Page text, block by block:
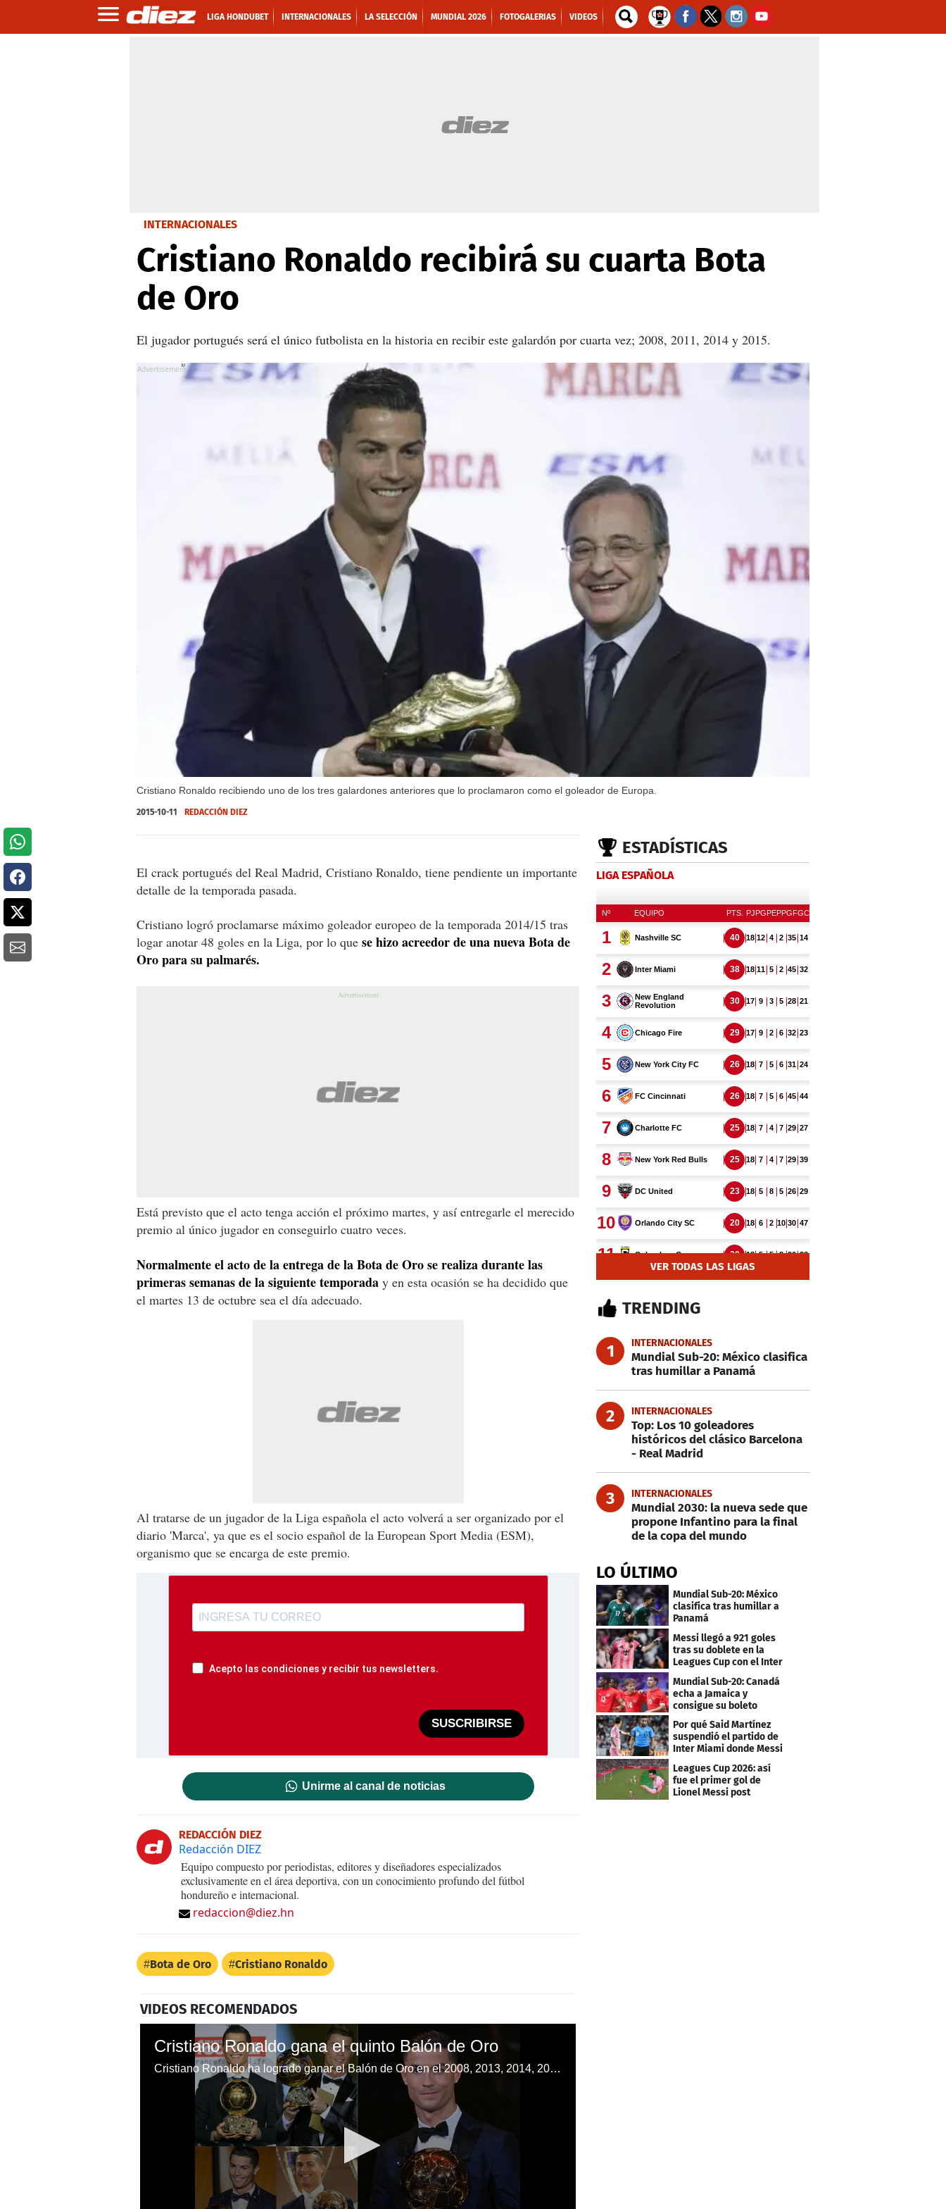
LIGA HONDUBET INTERNACIONALES LA SELECCIÓN MUNDIAL 2026 FOTOGALERIAS VIDEOS
INTERNACIONALES
Cristiano Ronaldo recibirá su cuarta Bota
de Oro
El jugador portugués será el único futbolista en la historia en recibir este galardón por cuarta vez; 2008, 2011, 2014 y 2015.
Cristiano Ronaldo recibiendo uno de los tres galardones anteriores que lo proclamaron como el goleador de Europa.
X
2015-10-11 REDACCIÓN DIEZ
El crack portugués del Real Madrid, Cristiano Ronaldo, tiene pendiente un importante
detalle de la temporada pasada.
Cristiano logró proclamarse máximo goleador europeo de la temporada 2014/15 tras
logar anotar 48 goles en la Liga, por lo que se hizo acreedor de una nueva Bota de
Oro para su palmarés.
Está previsto que el acto tenga acción el próximo martes, y así entregarle el merecido
premio al único jugador en conseguirlo cuatro veces.
Normalmente el acto de la entrega de la Bota de Oro se realiza durante las
primeras semanas de la siguiente temporada y en esta ocasión se ha decidido que
el martes 13 de octubre sea el día adecuado.
Al tratarse de un jugador de la Liga española el acto volverá a ser organizado por el
diario 'Marca', ya que es el socio español de la European Sport Media (ESM),
organismo que se encarga de este premio.
Acepto las condiciones y recibir tus newsletters.
SUSCRIBIRSE
Unirme al canal de noticias
REDACCIÓN DIEZ
Redacción DIEZ
Equipo compuesto por periodistas, editores y diseñadores especializados
exclusivamente en el área deportiva, con un conocimiento profundo del fútbol
hondureño e internacional.
redaccion@diez.hn
Bota de Oro Cristiano Ronaldo
VIDEOS RECOMENDADOS
Cristiano Ronaldo gana el quinto Balón de Oro
Cristiano Ronaldo ha logrado ganar el Balón de Oro en el 2008, 2013, 2014, 2016 y 2017
ESTADÍSTICAS
LIGA ESPAÑOLA
VER TODAS LAS LIGAS
TRENDING
1 INTERNACIONALES
Mundial Sub-20: México clasifica
tras humillar a Panamá
2 INTERNACIONALES
Top: Los 10 goleadores
históricos del clásico Barcelona
- Real Madrid
3 INTERNACIONALES
Mundial 2030: la nueva sede que
propone Infantino para la final
de la copa del mundo
LO ÚLTIMO
Mundial Sub-20: México
clasifica tras humillar a
Panamá
Messi llegó a 921 goles
tras su doblete en la
Leagues Cup con el Inter
Miami
Mundial Sub-20: Canadá
echa a Jamaica y
consigue su boleto
Por qué Said Martínez
suspendió el partido de
Inter Miami donde Messi
Leagues Cup 2026: así
fue el primer gol de
Lionel Messi post